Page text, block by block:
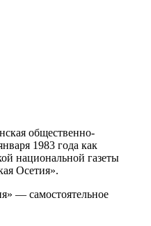
общественно-
1983 года как
национальной газеты
Осетия».
— самостоятельное